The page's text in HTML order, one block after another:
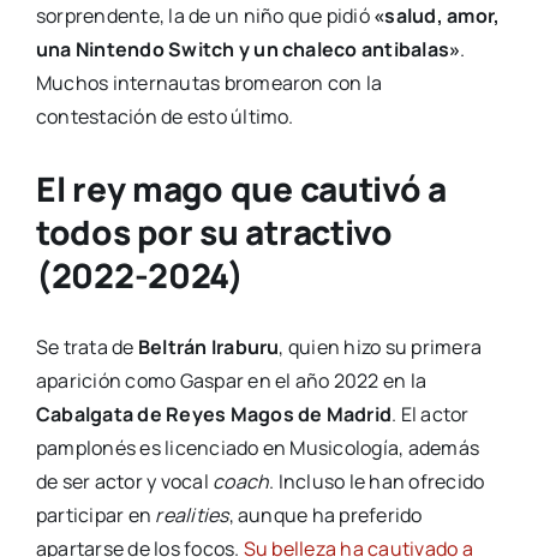
sorprendente, la de un niño que pidió«salud, amor,
una Nintendo Switch y un chaleco antibalas».
Muchos internautas bromearon con la
contestación de esto último.
El rey mago que cautivó a
todos por su atractivo
(2022-2024)
Se trata de Beltrán Iraburu, quien hizo su primera
aparición como Gaspar en el año 2022 en la
Cabalgata de Reyes Magos de Madrid. El actor
pamplonés es licenciado en Musicología, además
de ser actor y vocal coach. Incluso le han ofrecido
participar en realities, aunque ha preferido
apartarse de los focos. Su belleza ha cautivado a